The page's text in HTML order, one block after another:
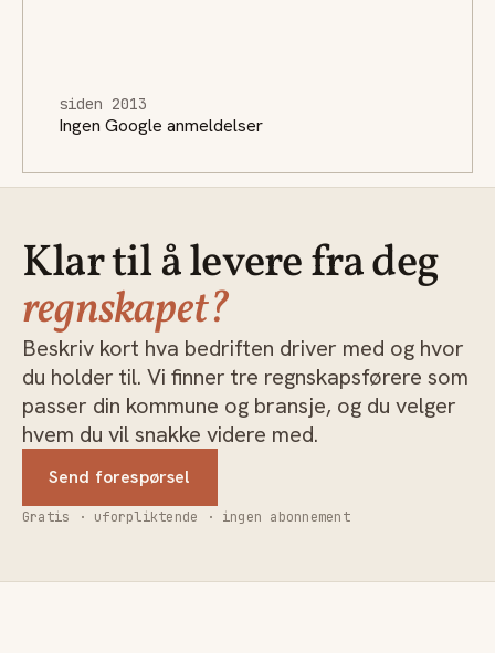
siden 2013
Ingen Google anmeldelser
Klar til å levere fra deg
regnskapet?
Beskriv kort hva bedriften driver med og hvor
du holder til. Vi finner tre regnskapsførere som
passer din kommune og bransje, og du velger
hvem du vil snakke videre med.
Send forespørsel
Gratis · uforpliktende · ingen abonnement